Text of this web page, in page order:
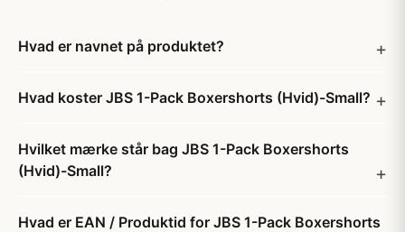
Hvad er navnet på produktet?
Hvad koster JBS 1-Pack Boxershorts (Hvid)-Small?
Hvilket mærke står bag JBS 1-Pack Boxershorts
(Hvid)-Small?
Hvad er EAN / Produktid for JBS 1-Pack Boxershorts